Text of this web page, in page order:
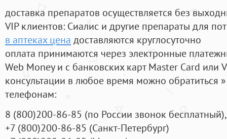
доставка препаратов осуществляется без
VIP клиентов: Сиалис и другие препараты для
в аптеках цена доставляются круглосуточно
оплата принимаются через электронные
Web Money и с банковских карт Master Card или
консультации в любое время можно обратиться
телефонам:
8 (800)200-86-85 (по России звонок бесплатный),
+7 (800)200-86-85 (Санкт-Петербург)